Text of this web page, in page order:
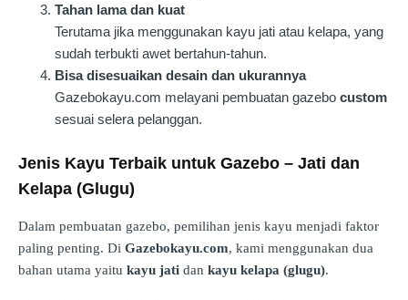
Tahan lama dan kuat
Terutama jika menggunakan kayu jati atau kelapa, yang
sudah terbukti awet bertahun-tahun.
Bisa disesuaikan desain dan ukurannya
Gazebokayu.com melayani pembuatan gazebo custom
sesuai selera pelanggan.
Jenis Kayu Terbaik untuk Gazebo – Jati dan
Kelapa (Glugu)
Dalam pembuatan gazebo, pemilihan jenis kayu menjadi faktor
paling penting. Di Gazebokayu.com, kami menggunakan dua
bahan utama yaitu kayu jati dan kayu kelapa (glugu).